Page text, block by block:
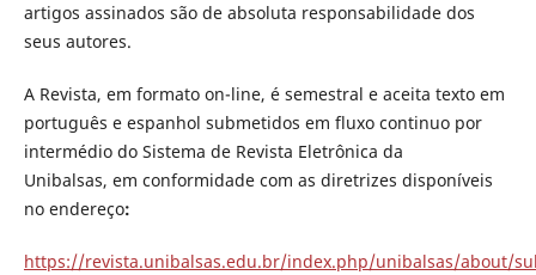
artigos assinados são de absoluta responsabilidade dos
seus autores.
A Revista, em formato on-line, é semestral e aceita texto em
português e espanhol submetidos em fluxo continuo por
intermédio do Sistema de Revista Eletrônica da
Unibalsas, em conformidade com as diretrizes disponíveis
no endereço:
https://revista.unibalsas.edu.br/index.php/unibalsas/about/